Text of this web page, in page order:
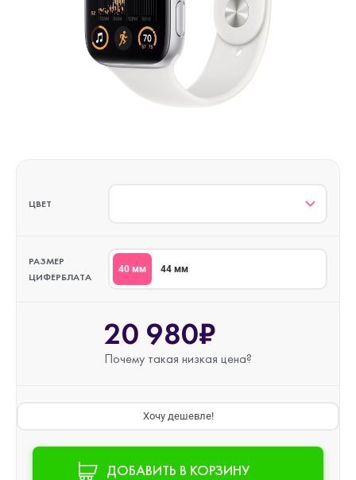
ЦВЕТ
РАЗМЕР
ЦИФЕРБЛАТА
40 мм 44 мм
20 980₽
Почему такая низкая цена?
Хочу дешевле!
ДОБАВИТЬ В КОРЗИНУ